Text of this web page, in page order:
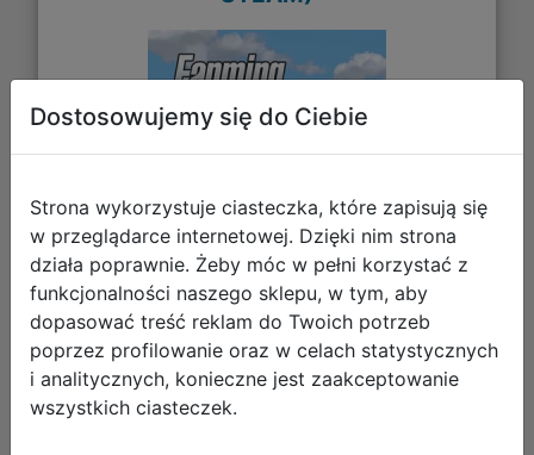
Dostosowujemy się do Ciebie
Strona wykorzystuje ciasteczka, które zapisują się
w przeglądarce internetowej. Dzięki nim strona
działa poprawnie. Żeby móc w pełni korzystać z
funkcjonalności naszego sklepu, w tym, aby
dopasować treść reklam do Twoich potrzeb
poprzez profilowanie oraz w celach statystycznych
i analitycznych, konieczne jest zaakceptowanie
wszystkich ciasteczek.